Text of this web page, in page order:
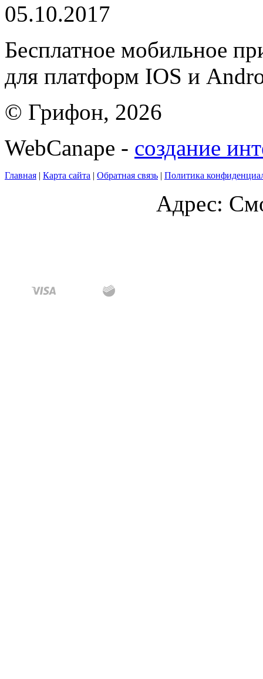
05.10.2017
Бесплатное мобильное
для платформ IOS и
© Грифон, 2026
WebCanape - создание
Главная | Карта сайта | Обратная связь | Политика
Адрес: